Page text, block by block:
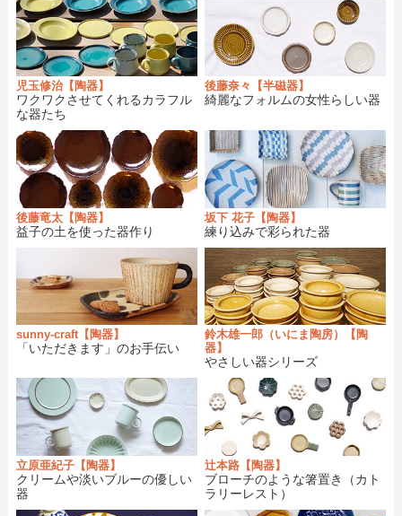
2019/02/24：
【和食器・陶器】sunny-craft（サニークラフ
ト）さんの商品が再入荷しました。
2019/02/16：
【和食器・陶器】小林美風
さんの商品が再入
荷しました。
2019/02/10：
【和食器・陶器】かとう ようこさんの商品が
2019/01/13：
【和食器・陶器】本郷里奈さんの商品が再入
荷しました。
2019/01/12：
【和食器・磁器】水谷和音さんの商品が再入
荷しました。
2018/12/28：
【和食器・陶器】児玉修治さんの商品が再入
荷しました。
2018/12/23：
【和食器・陶器】河内啓さんの商品が入荷し
ました。
2018/12/14：
【和食器・陶器】辻本路さんの商品が再入荷
しました。
2018/11/30：
【和食器・陶器】はしもとさちえさんの商品
が再入荷しました。
【和食器・陶器】育陶園
さんの商品が再入荷
しました。
2018/10/29：
【和食器・陶器】ノモ陶器製作所
さんの商品
が再入荷しました。
2018/10/20：
【和食器・陶器/半磁器】宮本めぐみさんの新
商品が入荷しました。
2018/10/06：
【送料改定のお知らせ】
2018/09/28：
【和食器・陶器】キカキカクさん商品再入荷
児玉修治【陶器】
ワクワクさせてくれるカラフル
な器たち
後藤奈々【半磁器】
綺麗なフォルムの女性らしい器
後藤竜太【陶器】
益子の土を使った器作り
坂下 花子【陶器】
練り込みで彩られた器
sunny-craft【陶器】
「いただきます」のお手伝い
鈴木雄一郎（いにま陶房）【陶
器】
やさしい器シリーズ
立原亜紀子【陶器】
クリームや淡いブルーの優しい
器
辻本路【陶器】
ブローチのような箸置き（カト
ラリーレスト）